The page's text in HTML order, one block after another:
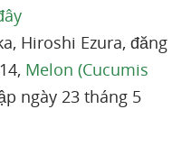
Hiroshi Ezura, đăng
Melon (Cucumis
ngày 23 tháng 5